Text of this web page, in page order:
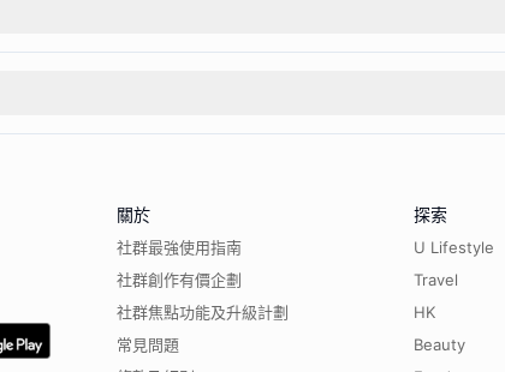
關於
社群最強使用指南
社群創作有價企劃
社群焦點功能及升級計劃
常見問題
探索
U Lifestyle
Travel
HK
Beauty